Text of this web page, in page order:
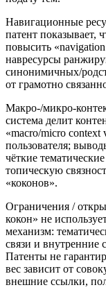
Навигационные
патент показывает,
повысить
навресурсы
синонимичных/
от грамотно
Макро-/
система делит
«macro/micro context
пользователя;
чёткие
топическую
«коконов».
Ограничения /
кокон» не
механизм:
связи и
Патенты не
вес зависит от
внешние ссылки,